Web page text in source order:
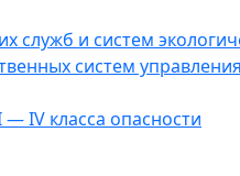
служб и систем
систем
IV класса опасности